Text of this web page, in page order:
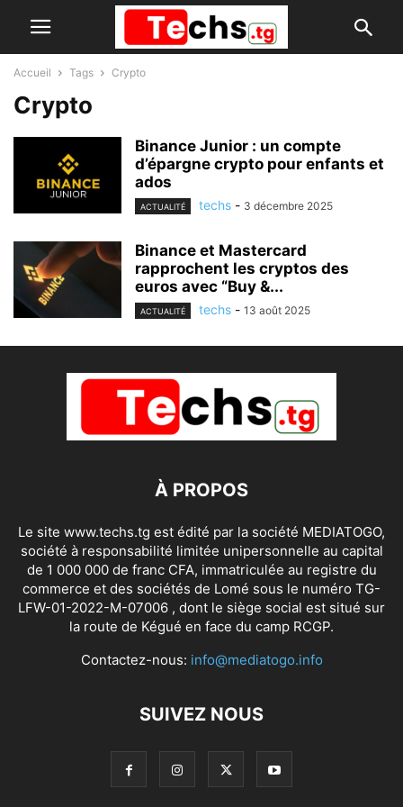
Accueil Tags Crypto
Crypto
Binance Junior : un compte
d’épargne crypto pour enfants et
ados
ACTUALITÉ techs - 3 décembre 2025
Binance et Mastercard
rapprochent les cryptos des
euros avec “Buy &...
ACTUALITÉ techs - 13 août 2025
À PROPOS
Le site www.techs.tg est édité par la société MEDIATOGO,
société à responsabilité limitée unipersonnelle au capital
de 1 000 000 de franc CFA, immatriculée au registre du
commerce et des sociétés de Lomé sous le numéro TG-
LFW-01-2022-M-07006 , dont le siège social est situé sur
la route de Kégué en face du camp RCGP.
Contactez-nous: info@mediatogo.info
SUIVEZ NOUS